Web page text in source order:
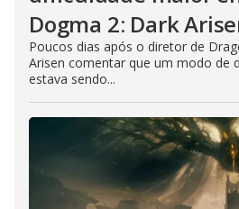
Dogma 2: Dark
Poucos dias após o diretor de
Arisen comentar que um modo de
estava sendo...